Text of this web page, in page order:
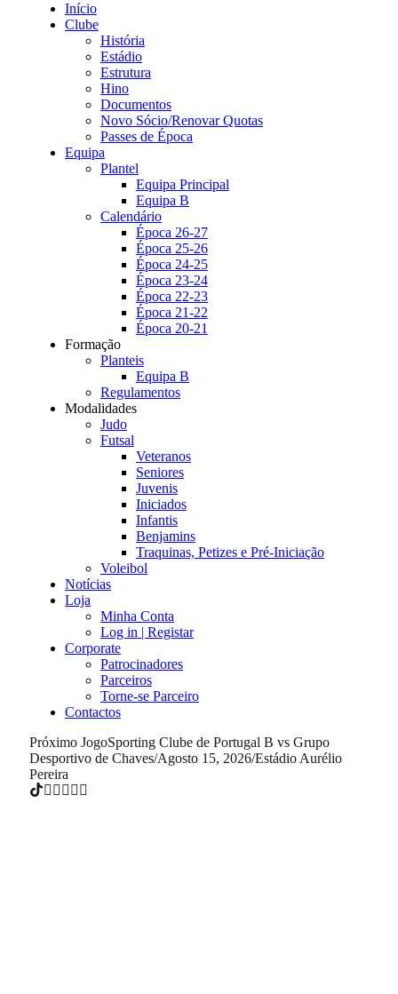
Início
Clube
História
Estádio
Estrutura
Hino
Documentos
Novo Sócio/Renovar Quotas
Passes de Época
Equipa
Plantel
Equipa Principal
Equipa B
Calendário
Época 26-27
Época 25-26
Época 24-25
Época 23-24
Época 22-23
Época 21-22
Época 20-21
Formação
Planteis
Equipa B
Regulamentos
Modalidades
Judo
Futsal
Veteranos
Seniores
Juvenis
Iniciados
Infantis
Benjamins
Traquinas, Petizes e Pré-Iniciação
Voleibol
Notícias
Loja
Minha Conta
Log in | Registar
Corporate
Patrocinadores
Parceiros
Torne-se Parceiro
Contactos
Próximo JogoSporting Clube de Portugal B vs Grupo
Desportivo de Chaves/Agosto 15, 2026/Estádio Aurélio
Pereira